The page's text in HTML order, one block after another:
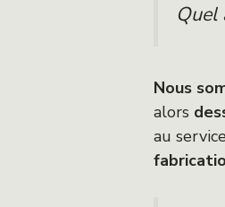
Quel
Nous
alors
au